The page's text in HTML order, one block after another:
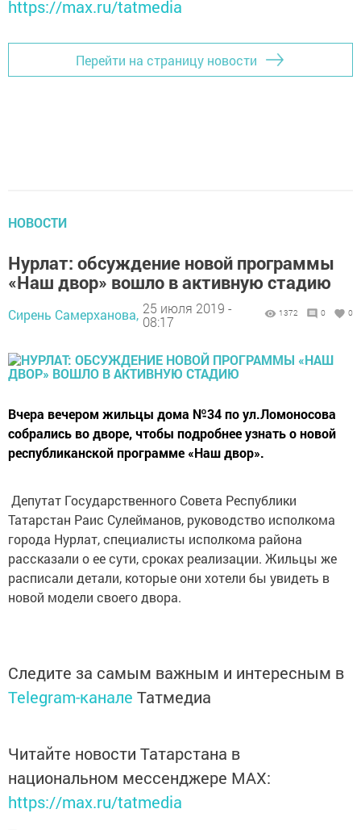
https://max.ru/tatmedia
Перейти на страницу новости
НОВОСТИ
Нурлат: обсуждение новой программы
«Наш двор» вошло в активную стадию
Сирень Самерханова, 25 июля 2019 -
08:17
1372 0 0
Вчера вечером жильцы дома №34 по ул.Ломоносова
собрались во дворе, чтобы подробнее узнать о новой
республиканской программе «Наш двор».
Депутат Государственного Совета Республики
Татарстан Раис Сулейманов, руководство исполкома
города Нурлат, специалисты исполкома района
рассказали о ее сути, сроках реализации. Жильцы же
расписали детали, которые они хотели бы увидеть в
новой модели своего двора.
Следите за самым важным и интересным в
Telegram-канале Татмедиа
Читайте новости Татарстана в
национальном мессенджере MАХ:
https://max.ru/tatmedia